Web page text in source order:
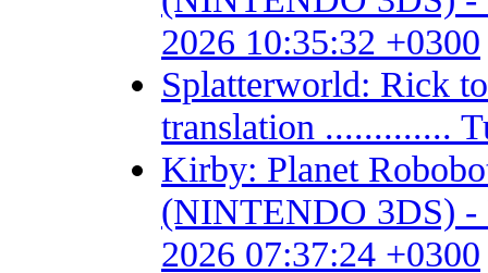
2026 10:35:32 +0300
Splatterworld: Rick
translation .............
Kirby: Planet
(NINTENDO 3DS) -
2026 07:37:24 +0300